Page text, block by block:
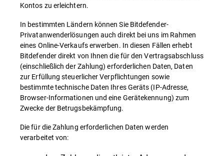
Kontos zu erleichtern.
In bestimmten Ländern können Sie Bitdefender-
Privatanwenderlösungen auch direkt bei uns im Rahmen
eines Online-Verkaufs erwerben. In diesen Fällen erhebt
Bitdefender direkt von Ihnen die für den Vertragsabschluss
(einschließlich der Zahlung) erforderlichen Daten, Daten
zur Erfüllung steuerlicher Verpflichtungen sowie
bestimmte technische Daten Ihres Geräts (IP-Adresse,
Browser-Informationen und eine Gerätekennung) zum
Zwecke der Betrugsbekämpfung.
Die für die Zahlung erforderlichen Daten werden
verarbeitet von: